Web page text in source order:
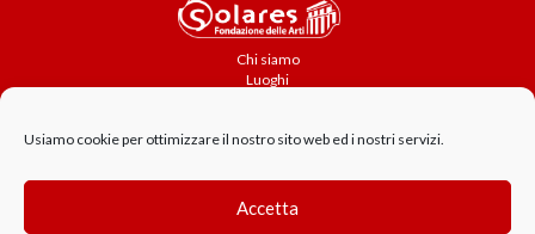
Usiamo cookie per ottimizzare il nostro sito web ed i nostri servizi.
Accetta
Chi siamo
Luoghi
Contatti
Cookie Policy
GDPR - Privacy